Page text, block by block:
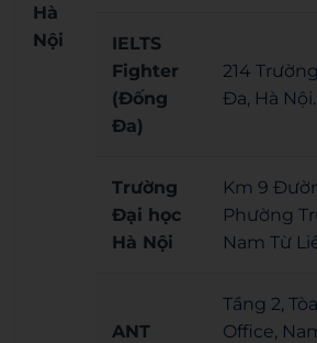
Hà
Nội
IELTS
Fighter
(Đống
Đa)
214
Đa, Hà Nội.
Trường
Đại học
Hà Nội
Km 9
Phường
Nam Từ
ANT
Tầng 2,
Office,